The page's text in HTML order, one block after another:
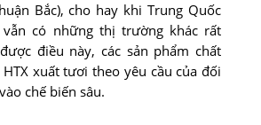
Bắc), cho hay khi Trung Quốc
vẫn có những thị trường khác rất
điều này, các sản phẩm chất
xuất tươi theo yêu cầu của đối
chế biến sâu.